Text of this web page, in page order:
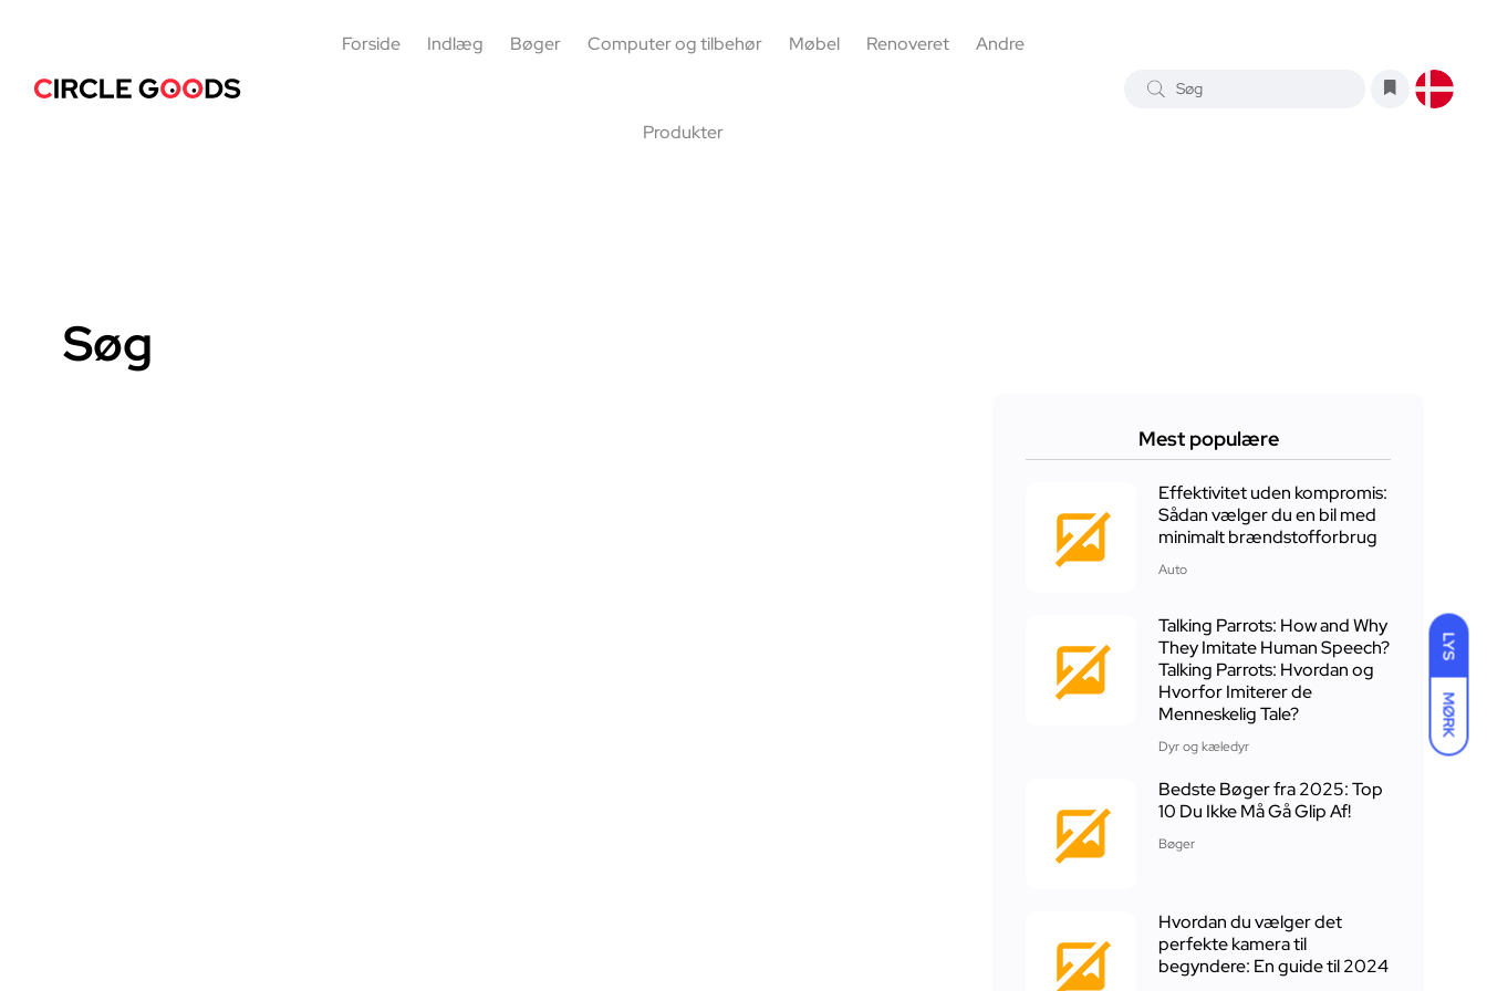
LYS
MØRK
Forside Indlæg Bøger Computer og tilbehør Møbel Renoveret Andre
Produkter
Søg
Mest populære
Effektivitet uden kompromis:
Sådan vælger du en bil med
minimalt brændstofforbrug
Auto
Talking Parrots: How and Why
They Imitate Human Speech?
Talking Parrots: Hvordan og
Hvorfor Imiterer de
Menneskelig Tale?
Dyr og kæledyr
Bedste Bøger fra 2025: Top
10 Du Ikke Må Gå Glip Af!
Bøger
Hvordan du vælger det
perfekte kamera til
begyndere: En guide til 2024